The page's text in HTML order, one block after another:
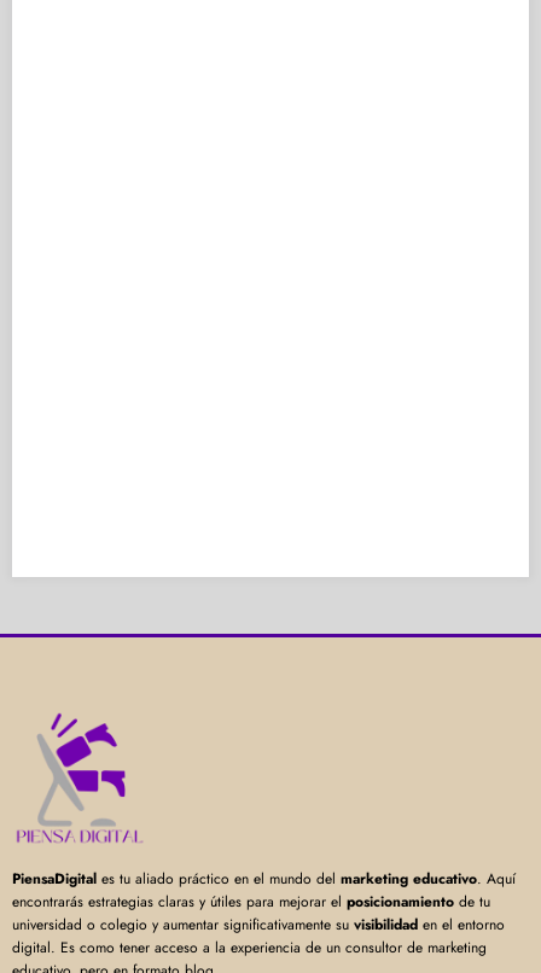
PiensaDigital es tu aliado práctico en el mundo del marketing educativo. Aquí
encontrarás estrategias claras y útiles para mejorar el posicionamiento de tu
universidad o colegio y aumentar significativamente su visibilidad en el entorno
digital. Es como tener acceso a la experiencia de un consultor de marketing